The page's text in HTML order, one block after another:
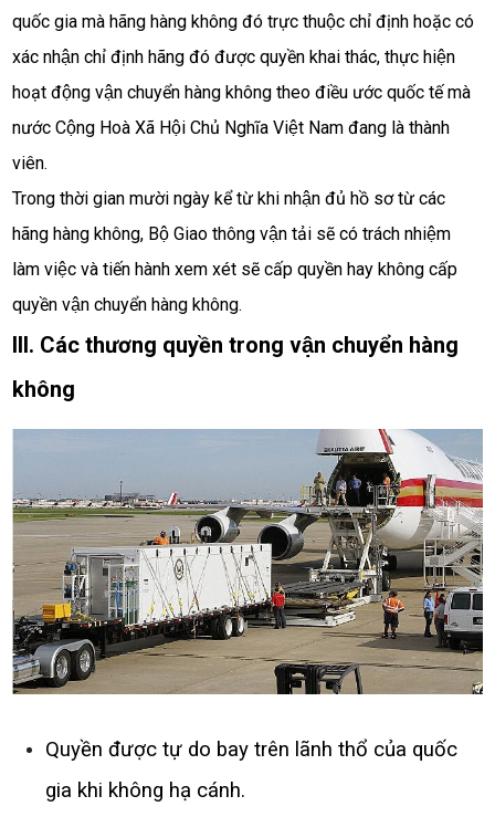
quốc gia mà hãng hàng không đó trực thuộc chỉ định hoặc có
xác nhận chỉ định hãng đó được quyền khai thác, thực hiện
hoạt động vận chuyển hàng không theo điều ước quốc tế mà
nước Cộng Hoà Xã Hội Chủ Nghĩa Việt Nam đang là thành
viên.
Trong thời gian mười ngày kể từ khi nhận đủ hồ sơ từ các
hãng hàng không, Bộ Giao thông vận tải sẽ có trách nhiệm
làm việc và tiến hành xem xét sẽ cấp quyền hay không cấp
quyền vận chuyển hàng không.
III. Các thương quyền trong vận chuyển hàng
không
Quyền được tự do bay trên lãnh thổ của quốc
gia khi không hạ cánh.